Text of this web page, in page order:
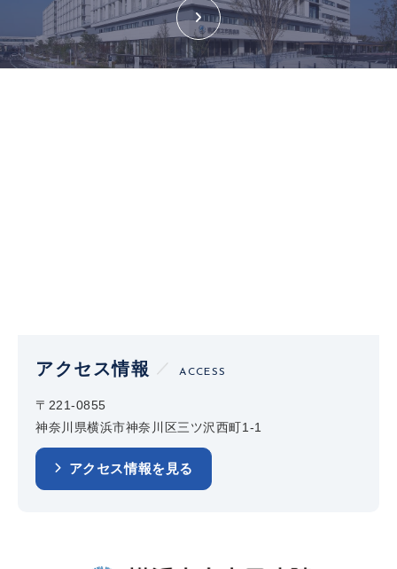
アクセス情報 ACCESS
〒221-0855
神奈川県横浜市神奈川区三ツ沢西町1-1
アクセス情報を見る